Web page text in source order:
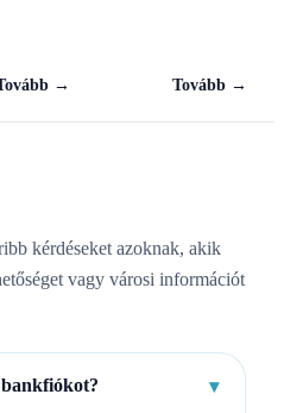
→ Tovább →
kérdéseket azoknak, akik
vagy városi információt
▾